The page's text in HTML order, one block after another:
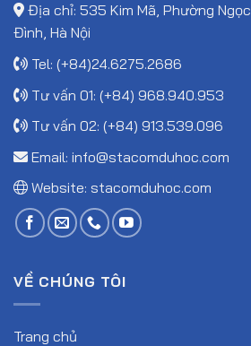
Địa chỉ: 535 Kim Mã, Phường
Đình, Hà Nội
Tel: (+84)24.6275.2686
Tư vấn 01: (+84) 968.940.953
Tư vấn 02: (+84) 913.539.096
Email: info@stacomduhoc.com
Website: stacomduhoc.com
VỀ CHÚNG TÔI
Trang chủ